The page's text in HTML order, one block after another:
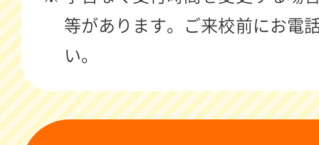
等があります。ご来校前にお電
い。